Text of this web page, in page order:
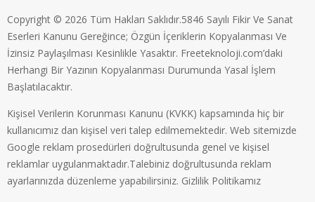
Copyright © 2026 Tüm Hakları Saklıdır.5846 Sayılı Fikir Ve Sanat
Eserleri Kanunu Gereğince; Özgün İçeriklerin Kopyalanması Ve
İzinsiz Paylaşılması Kesinlikle Yasaktır. Freeteknoloji.com’daki
Herhangi Bir Yazının Kopyalanması Durumunda Yasal İşlem
Başlatılacaktır.
Kişisel Verilerin Korunması Kanunu (KVKK) kapsamında hiç bir
kullanıcımız dan kişisel veri talep edilmemektedir. Web sitemizde
Google reklam prosedürleri doğrultusunda genel ve kişisel
reklamlar uygulanmaktadır.Talebiniz doğrultusunda reklam
ayarlarınızda düzenleme yapabilirsiniz. Gizlilik Politikamız